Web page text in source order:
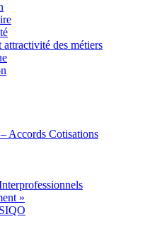
attractivité des métiers
Accords Cotisations
»